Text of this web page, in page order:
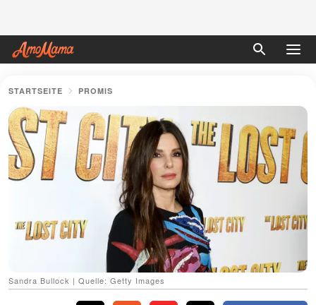
STARTSEITE PROMIS
Sandra Bullock | Quelle: Getty Images